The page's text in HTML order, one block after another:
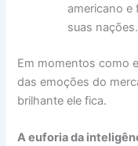
americano e
suas nações.
Em momentos como
das emoções do
brilhante ele fica.
A euforia da